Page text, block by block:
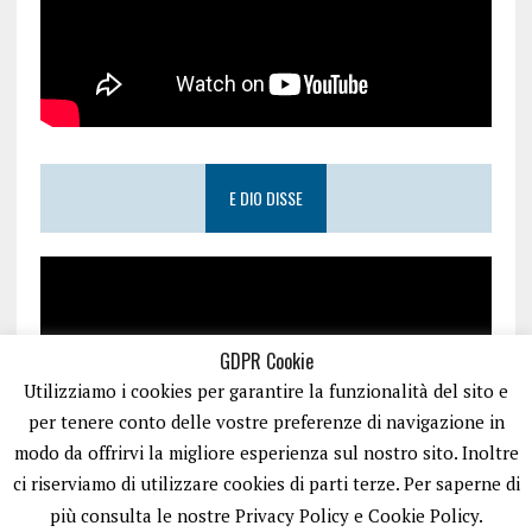
E DIO DISSE
GDPR Cookie
Utilizziamo i cookies per garantire la funzionalità del sito e
per tenere conto delle vostre preferenze di navigazione in
modo da offrirvi la migliore esperienza sul nostro sito. Inoltre
ci riserviamo di utilizzare cookies di parti terze. Per saperne di
più consulta le nostre Privacy Policy e Cookie Policy.